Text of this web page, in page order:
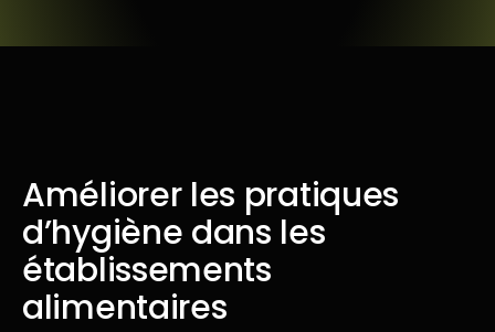
Améliorer les pratiques
d’hygiène dans les
établissements
alimentaires